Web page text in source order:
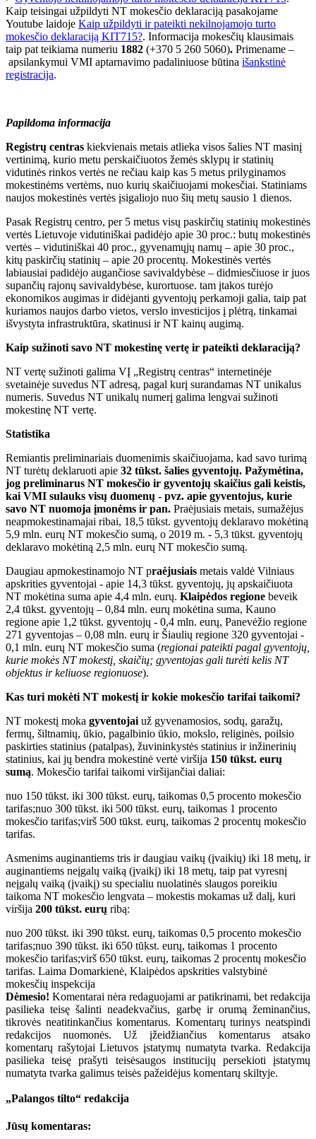
Kaip teisingai užpildyti NT mokesčio deklaraciją pasakojame
Youtube laidoje Kaip užpildyti ir pateikti nekilnojamojo turto
mokesčio deklaraciją KIT715?. Informacija mokesčių klausimais
taip pat teikiama numeriu 1882 (+370 5 260 5060). Primename –
apsilankymui VMI aptarnavimo padaliniuose būtina išankstinė
registracija.
Papildoma informacija
Registrų centras kiekvienais metais atlieka visos šalies NT masinį
vertinimą, kurio metu perskaičiuotos žemės sklypų ir statinių
vidutinės rinkos vertės ne rečiau kaip kas 5 metus prilyginamos
mokestinėms vertėms, nuo kurių skaičiuojami mokesčiai. Statiniams
naujos mokestinės vertės įsigaliojo nuo šių metų sausio 1 dienos.
Pasak Registrų centro, per 5 metus visų paskirčių statinių mokestinės
vertės Lietuvoje vidutiniškai padidėjo apie 30 proc.: butų mokestinės
vertės – vidutiniškai 40 proc., gyvenamųjų namų – apie 30 proc.,
kitų paskirčių statinių – apie 20 procentų. Mokestinės vertės
labiausiai padidėjo augančiose savivaldybėse – didmiesčiuose ir juos
supančių rajonų savivaldybėse, kurortuose. tam įtakos turėjo
ekonomikos augimas ir didėjanti gyventojų perkamoji galia, taip pat
kuriamos naujos darbo vietos, verslo investicijos į plėtrą, tinkamai
išvystyta infrastruktūra, skatinusi ir NT kainų augimą.
Kaip sužinoti savo NT mokestinę vertę ir pateikti deklaraciją?
NT vertę sužinoti galima VĮ „Registrų centras“ internetinėje
svetainėje suvedus NT adresą, pagal kurį surandamas NT unikalus
numeris. Suvedus NT unikalų numerį galima lengvai sužinoti
mokestinę NT vertę.
Statistika
Remiantis preliminariais duomenimis skaičiuojama, kad savo turimą
NT turėtų deklaruoti apie 32 tūkst. šalies gyventojų. Pažymėtina,
jog preliminarus NT mokesčio ir gyventojų skaičius gali keistis,
kai VMI sulauks visų duomenų - pvz. apie gyventojus, kurie
savo NT nuomoja įmonėms ir pan. Praėjusiais metais, sumažėjus
neapmokestinamajai ribai, 18,5 tūkst. gyventojų deklaravo mokėtiną
5,9 mln. eurų NT mokesčio sumą, o 2019 m. - 5,3 tūkst. gyventojų
deklaravo mokėtiną 2,5 mln. eurų NT mokesčio sumą.
Daugiau apmokestinamojo NT praėjusiais metais valdė Vilniaus
apskrities gyventojai - apie 14,3 tūkst. gyventojų, jų apskaičiuota
NT mokėtina suma apie 4,4 mln. eurų. Klaipėdos regione beveik
2,4 tūkst. gyventojų – 0,84 mln. eurų mokėtina suma, Kauno
regione apie 1,2 tūkst. gyventojų - 0,4 mln. eurų, Panevėžio regione
271 gyventojas – 0,08 mln. eurų ir Šiaulių regione 320 gyventojai -
0,1 mln. eurų NT mokesčio suma (regionai pateikti pagal gyventojų,
kurie mokės NT mokestį, skaičių; gyventojas gali turėti kelis NT
objektus ir keliuose regionuose).
Kas turi mokėti NT mokestį ir kokie mokesčio tarifai taikomi?
NT mokestį moka gyventojai už gyvenamosios, sodų, garažų,
fermų, šiltnamių, ūkio, pagalbinio ūkio, mokslo, religinės, poilsio
paskirties statinius (patalpas), žuvininkystės statinius ir inžinerinių
statinius, kai jų bendra mokestinė vertė viršija 150 tūkst. eurų
sumą. Mokesčio tarifai taikomi viršijančiai daliai:
nuo 150 tūkst. iki 300 tūkst. eurų, taikomas 0,5 procento mokesčio
tarifas;nuo 300 tūkst. iki 500 tūkst. eurų, taikomas 1 procento
mokesčio tarifas;virš 500 tūkst. eurų, taikomas 2 procentų mokesčio
tarifas.
Asmenims auginantiems tris ir daugiau vaikų (įvaikių) iki 18 metų, ir
auginantiems neįgalų vaiką (įvaikį) iki 18 metų, taip pat vyresnį
neįgalų vaiką (įvaikį) su specialiu nuolatinės slaugos poreikiu
taikoma NT mokesčio lengvata – mokestis mokamas už dalį, kuri
viršija 200 tūkst. eurų ribą:
nuo 200 tūkst. iki 390 tūkst. eurų, taikomas 0,5 procento mokesčio
tarifas;nuo 390 tūkst. iki 650 tūkst. eurų, taikomas 1 procento
mokesčio tarifas;virš 650 tūkst. eurų, taikomas 2 procentų mokesčio
tarifas. Laima Domarkienė, Klaipėdos apskrities valstybinė
mokesčių inspekcija
Dėmesio! Komentarai nėra redaguojami ar patikrinami, bet redakcija
pasilieka teisę šalinti neadekvačius, garbę ir orumą žeminančius,
tikrovės neatitinkančius komentarus. Komentarų turinys neatspindi
redakcijos nuomonės. Už įžeidžiančius komentarus atsako
komentarų rašytojai Lietuvos įstatymų numatyta tvarka. Redakcija
pasilieka teisę prašyti teisėsaugos institucijų persekioti įstatymų
numatyta tvarka galimus teisės pažeidėjus komentarų skiltyje.
„Palangos tilto“ redakcija
Jūsų komentaras: